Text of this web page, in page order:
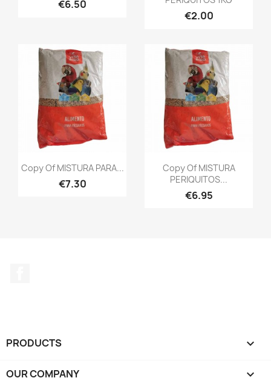
€6.50
€2.00
Copy Of MISTURA PARA...
€7.30
Copy Of MISTURA
PERIQUITOS...
€6.95
PRODUCTS 
OUR COMPANY 